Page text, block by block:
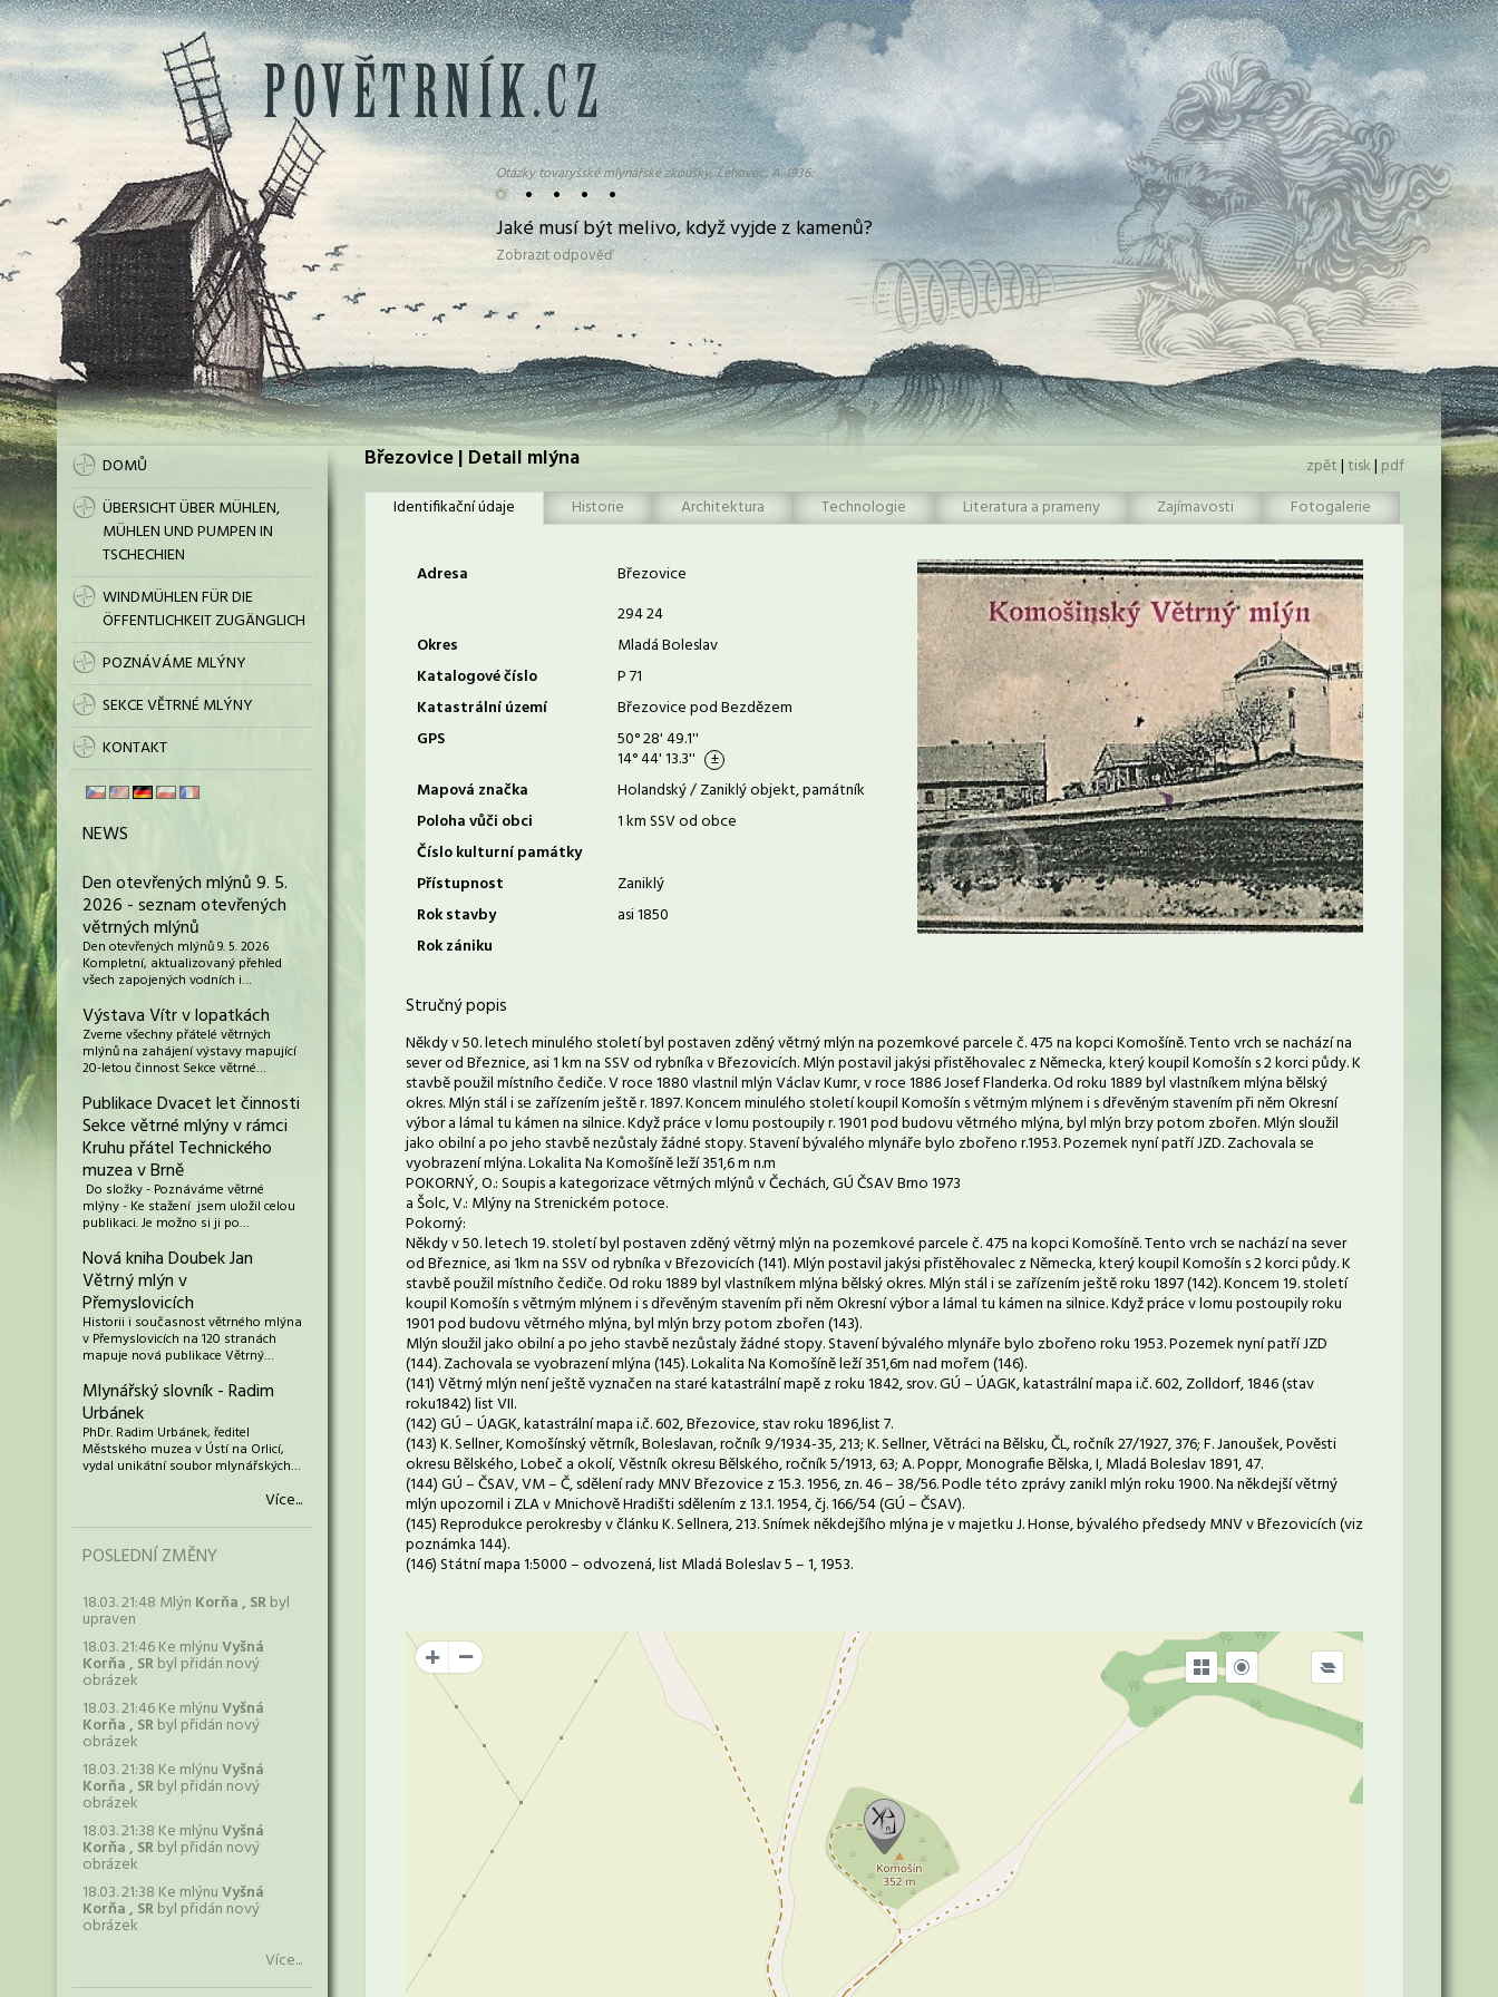
• • • • •
Otázky tovaryšské mlynářské zkoušky, Lehovec, A. 1936:
Jaké musí být melivo, když vyjde z kamenů?
Zobrazit odpověď
DOMŮ
ÜBERSICHT ÜBER MÜHLEN,
MÜHLEN UND PUMPEN IN
TSCHECHIEN
WINDMÜHLEN FÜR DIE
ÖFFENTLICHKEIT ZUGÄNGLICH
POZNÁVÁME MLÝNY
SEKCE VĚTRNÉ MLÝNY
KONTAKT
NEWS
Den otevřených mlýnů 9. 5.
2026 - seznam otevřených
větrných mlýnů
Den otevřených mlýnů 9. 5. 2026
Kompletní, aktualizovaný přehled
všech zapojených vodních i…
Výstava Vítr v lopatkách
Zveme všechny přátelé větrných
mlýnů na zahájení výstavy mapující
20-letou činnost Sekce větrné…
Publikace Dvacet let činnosti
Sekce větrné mlýny v rámci
Kruhu přátel Technického
muzea v Brně
Do složky - Poznáváme větrné
mlýny - Ke stažení jsem uložil celou
publikaci. Je možno si ji po…
Nová kniha Doubek Jan
Větrný mlýn v
Přemyslovicích
Historii i současnost větrného mlýna
v Přemyslovicích na 120 stranách
mapuje nová publikace Větrný…
Mlynářský slovník - Radim
Urbánek
PhDr. Radim Urbánek, ředitel
Městského muzea v Ústí na Orlicí,
vydal unikátní soubor mlynářských…
Více...
POSLEDNÍ ZMĚNY
18.03. 21:48 Mlýn Korňa , SRbyl
upraven
18.03. 21:46 Ke mlýnuVyšná
Korňa , SRbyl přidán nový
obrázek
18.03. 21:46 Ke mlýnuVyšná
Korňa , SRbyl přidán nový
obrázek
18.03. 21:38 Ke mlýnuVyšná
Korňa , SRbyl přidán nový
obrázek
18.03. 21:38 Ke mlýnuVyšná
Korňa , SRbyl přidán nový
obrázek
18.03. 21:38 Ke mlýnuVyšná
Korňa , SRbyl přidán nový
obrázek
Více...
Březovice | Detail mlýna zpět|tisk|pdf
Identifikační údaje
Historie Architektura Technologie Literatura a prameny Zajímavosti Fotogalerie
Adresa
Březovice
294 24
Okres
Mladá Boleslav
Katalogové číslo
P 71
Katastrální území
Březovice pod Bezdězem
GPS
50° 28' 49.1''
14° 44' 13.3''
Mapová značka
Holandský / Zaniklý objekt, památník
Poloha vůči obci
1 km SSV od obce
Číslo kulturní památky
Přístupnost
Zaniklý
Rok stavby
asi 1850
Rok zániku
Stručný popis
Někdy v 50. letech minulého století byl postaven zděný větrný mlýn na pozemkové parcele č. 475 na kopci Komošíně. Tento vrch se nachází na
sever od Březnice, asi 1 km na SSV od rybníka v Březovicích. Mlýn postavil jakýsi přistěhovalec z Německa, který koupil Komošín s 2 korci půdy. K
stavbě použil místního čediče. V roce 1880 vlastnil mlýn Václav Kumr, v roce 1886 Josef Flanderka. Od roku 1889 byl vlastníkem mlýna bělský
okres. Mlýn stál i se zařízením ještě r. 1897. Koncem minulého století koupil Komošín s větrným mlýnem i s dřevěným stavením při něm Okresní
výbor a lámal tu kámen na silnice. Když práce v lomu postoupily r. 1901 pod budovu větrného mlýna, byl mlýn brzy potom zbořen. Mlýn sloužil
jako obilní a po jeho stavbě nezůstaly žádné stopy. Stavení bývalého mlynáře bylo zbořeno r.1953. Pozemek nyní patří JZD. Zachovala se
vyobrazení mlýna. Lokalita Na Komošíně leží 351,6 m n.m
POKORNÝ, O.: Soupis a kategorizace větrných mlýnů v Čechách, GÚ ČSAV Brno 1973
a Šolc, V.: Mlýny na Strenickém potoce.
Pokorný:
Někdy v 50. letech 19. století byl postaven zděný větrný mlýn na pozemkové parcele č. 475 na kopci Komošíně. Tento vrch se nachází na sever
od Březnice, asi 1km na SSV od rybníka v Březovicích (141). Mlýn postavil jakýsi přistěhovalec z Německa, který koupil Komošín s 2 korci půdy. K
stavbě použil místního čediče. Od roku 1889 byl vlastníkem mlýna bělský okres. Mlýn stál i se zařízením ještě roku 1897 (142). Koncem 19. století
koupil Komošín s větrným mlýnem i s dřevěným stavením při něm Okresní výbor a lámal tu kámen na silnice. Když práce v lomu postoupily roku
1901 pod budovu větrného mlýna, byl mlýn brzy potom zbořen (143).
Mlýn sloužil jako obilní a po jeho stavbě nezůstaly žádné stopy. Stavení bývalého mlynáře bylo zbořeno roku 1953. Pozemek nyní patří JZD
(144). Zachovala se vyobrazení mlýna (145). Lokalita Na Komošíně leží 351,6m nad mořem (146).
(141) Větrný mlýn není ještě vyznačen na staré katastrální mapě z roku 1842, srov. GÚ – ÚAGK, katastrální mapa i.č. 602, Zolldorf, 1846 (stav
roku1842) list VII.
(142) GÚ – ÚAGK, katastrální mapa i.č. 602, Březovice, stav roku 1896,list 7.
(143) K. Sellner, Komošínský větrník, Boleslavan, ročník 9/1934-35, 213; K. Sellner, Větráci na Bělsku, ČL, ročník 27/1927, 376; F. Janoušek, Pověsti
okresu Bělského, Lobeč a okolí, Věstník okresu Bělského, ročník 5/1913, 63; A. Poppr, Monografie Bělska, I, Mladá Boleslav 1891, 47.
(144) GÚ – ČSAV, VM – Č, sdělení rady MNV Březovice z 15.3. 1956, zn. 46 – 38/56. Podle této zprávy zanikl mlýn roku 1900. Na někdejší větrný
mlýn upozornil i ZLA v Mnichově Hradišti sdělením z 13.1. 1954, čj. 166/54 (GÚ – ČSAV).
(145) Reprodukce perokresby v článku K. Sellnera, 213. Snímek někdejšího mlýna je v majetku J. Honse, bývalého předsedy MNV v Březovicích (viz
poznámka 144).
(146) Státní mapa 1:5000 – odvozená, list Mladá Boleslav 5 – 1, 1953.
+